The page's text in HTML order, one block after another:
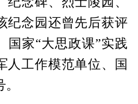
纪念园还曾先后获评
国家“大思政课”实践
人工作模范单位、国